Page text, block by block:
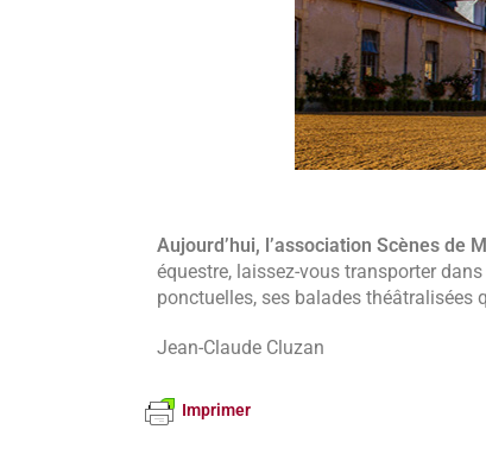
Aujourd’hui, l’association Scènes de
équestre, laissez-vous transporter dans
ponctuelles, ses balades
Jean-Claude Cluzan
Imprimer